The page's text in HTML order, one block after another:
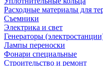
Расходные материалы для
Съемники
Электрика и свет
Генераторы
Лампы переноски
Фонари специальные
Строительство и ремонт